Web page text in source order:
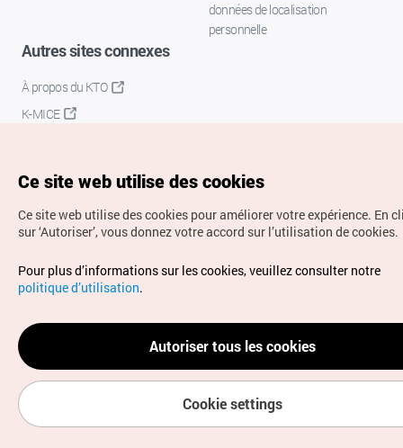
données de localisation
personnelle
Autres sites connexes
À propos du KTO
K-MICE
Droits d’auteur (c) Office National du Tourisme en Corée.
Tous droits réservés.
Pour les rapports d'erreurs et demandes de renseignements,
adressez vos demandes à
info.ontc@gmail.com
Ce site web utilise des cookies
Ce site web utilise des cookies pour améliorer votre expérience. En
sur ‘Autoriser’, vous donnez votre accord sur l’utilisation de cookies.
Pour plus d’informations sur les cookies, veuillez consulter notre
politique d’utilisation.
Autoriser tous les cookies
Cookie settings